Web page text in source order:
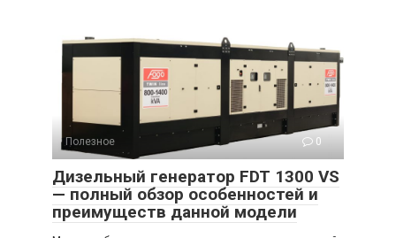
Полезное 0
Дизельный генератор FDT 1300 VS
— полный обзор особенностей и
преимуществ данной модели